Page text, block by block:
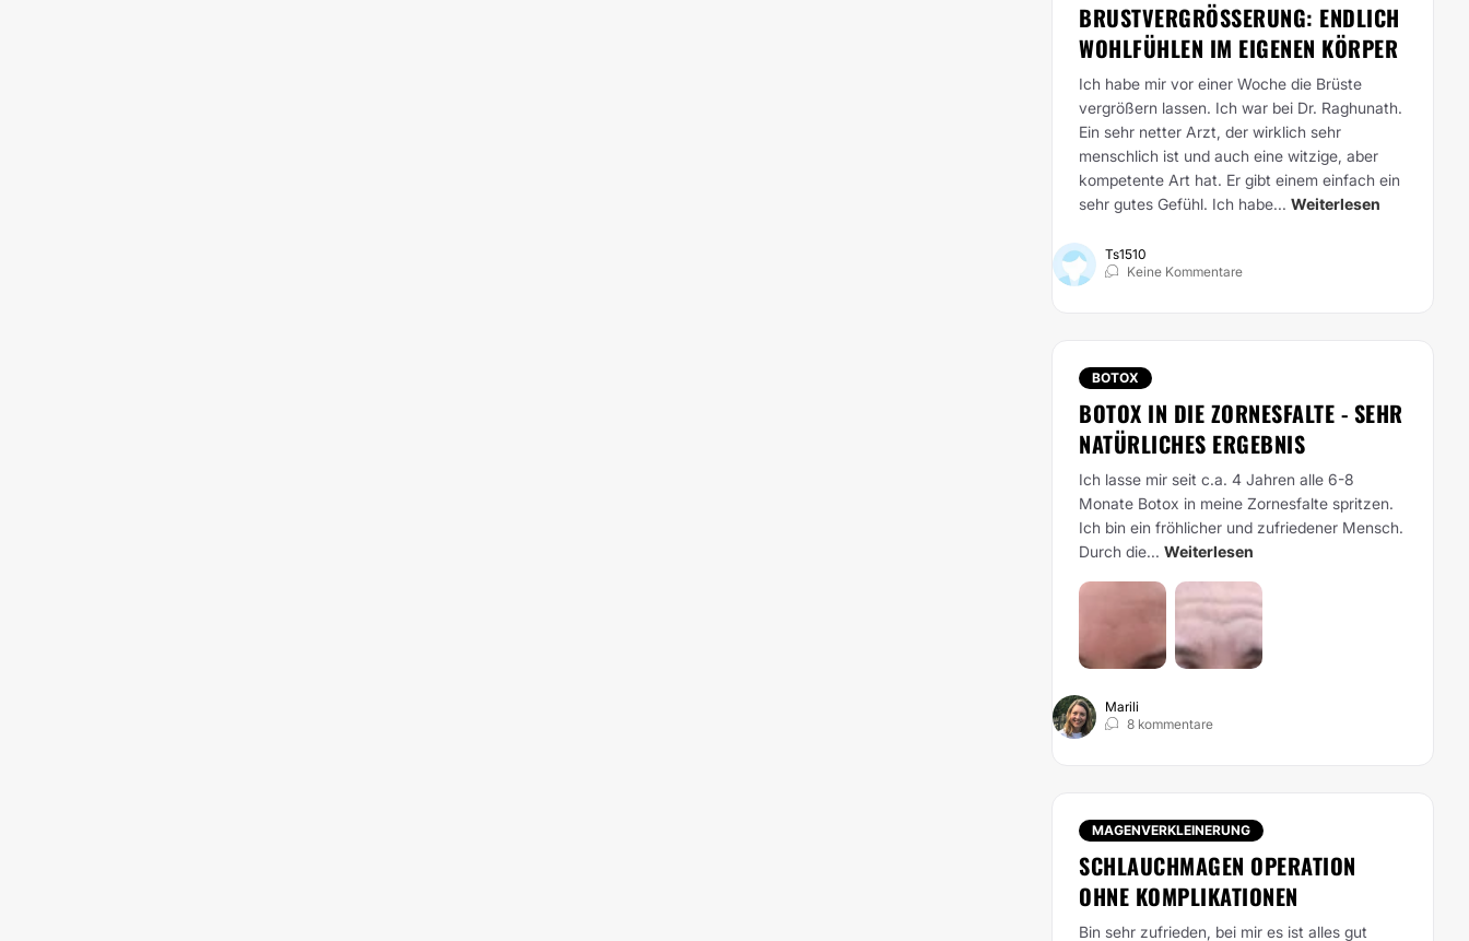
BRUSTVERGRÖSSERUNG: ENDLICH W
OHLFÜHLEN IM EIGENEN KÖRPER
Ich habe mir vor einer Woche die Brüste
vergrößern lassen. Ich war bei Dr. Raghunath.
Ein sehr netter Arzt, der wirklich sehr
menschlich ist und auch eine witzige, aber
kompetente Art hat. Er gibt einem einfach ein
sehr gutes Gefühl. Ich habe... Weiterlesen
Ts1510
Keine Kommentare
BOTOX
BOTOX IN DIE ZORNESFALTE - SEHR
NATÜRLICHES ERGEBNIS
Ich lasse mir seit c.a. 4 Jahren alle 6-8
Monate Botox in meine Zornesfalte spritzen.
Ich bin ein fröhlicher und zufriedener Mensch.
Durch die... Weiterlesen
Marili
8 kommentare
MAGENVERKLEINERUNG
SCHLAUCHMAGEN OPERATION
OHNE KOMPLIKATIONEN
Bin sehr zufrieden, bei mir es ist alles gut